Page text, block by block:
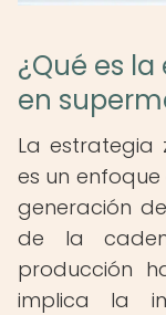
¿Qué es
en
La estrategia
es un
generación
de la
producción
implica la